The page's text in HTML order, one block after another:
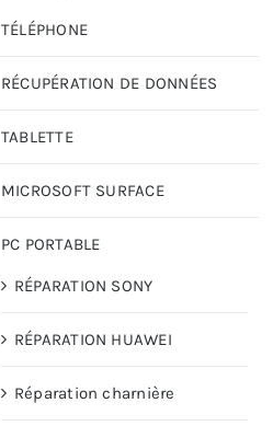
TÉLÉPHONE
RÉCUPÉRATION DE DONNÉES
TABLETTE
MICROSOFT SURFACE
PC PORTABLE
RÉPARATION SONY
RÉPARATION HUAWEI
Réparation charnière